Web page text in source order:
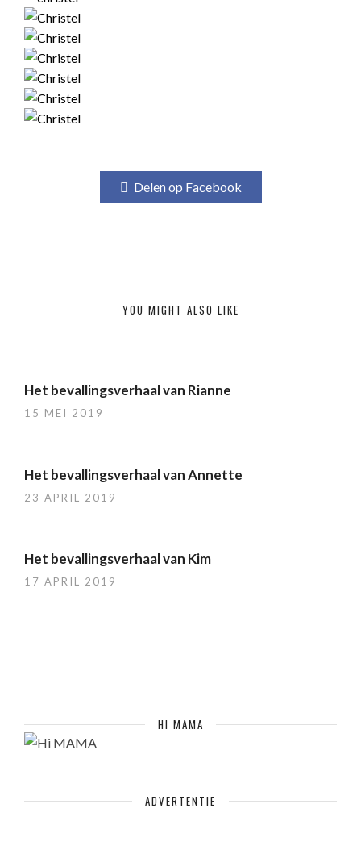
Delen op Facebook
YOU MIGHT ALSO LIKE
Het bevallingsverhaal van Rianne
15 MEI 2019
Het bevallingsverhaal van Annette
23 APRIL 2019
Het bevallingsverhaal van Kim
17 APRIL 2019
HI MAMA
ADVERTENTIE